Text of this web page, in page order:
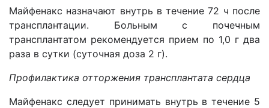
Майфенакс назначают внутрь в течение 72 ч после
трансплантации. Больным с почечным
трансплантатом рекомендуется прием по 1,0 г два
раза в сутки (суточная доза 2 г).
Профилактика отторжения трансплантата сердца
Майфенакс следует принимать внутрь в течение 5